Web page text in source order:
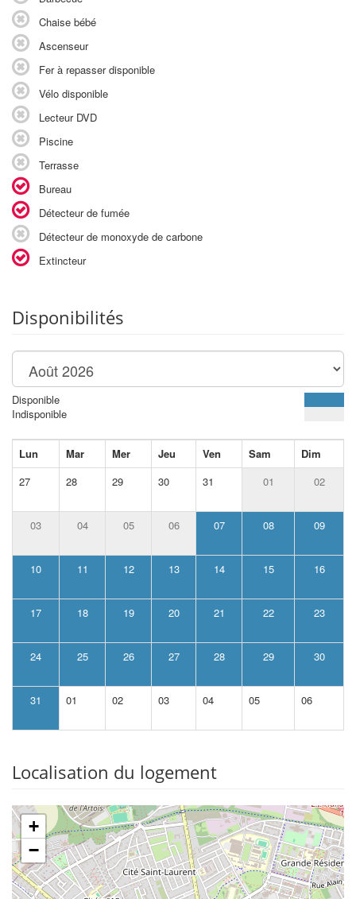
Chaise bébé
Ascenseur
Fer à repasser disponible
Vélo disponible
Lecteur DVD
Piscine
Terrasse
Bureau
Détecteur de fumée
Détecteur de monoxyde de carbone
Extincteur
Disponibilités
Disponible
Indisponible
Lun Mar Mer Jeu Ven Sam
Dim
27
28 29 30 31 01 02
03 04 05 06 07 08 09
10 11 12 13 14 15 16
17 18 19 20 21 22 23
24 25 26 27 28 29 30
31 01 02 03 04 05 06
Localisation du logement
+
−